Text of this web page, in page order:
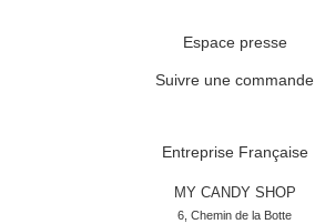
Espace presse
Suivre une commande
Entreprise Française
MY CANDY SHOP
6, Chemin de la Botte